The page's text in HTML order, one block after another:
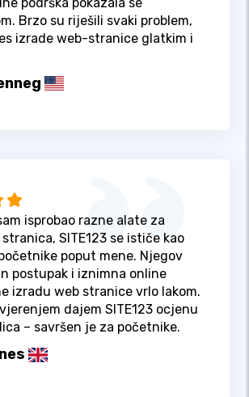
Brzo su riješili svaki problem,
izrade web-stranice glatkim i
isprobao razne alate za
SITE123 se ističe kao
poput mene. Njegov
postupak i iznimna online
izradu web stranice vrlo lakom.
dajem SITE123 ocjenu
– savršen je za početnike.